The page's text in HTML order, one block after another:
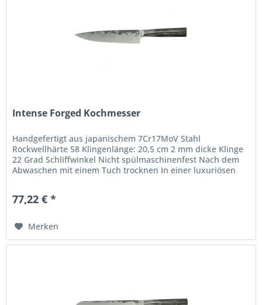
Intense Forged Kochmesser
Handgefertigt aus japanischem 7Cr17MoV Stahl
Rockwellhärte 58 Klingenlänge: 20,5 cm 2 mm dicke Klinge
22 Grad Schliffwinkel Nicht spülmaschinenfest Nach dem
Abwaschen mit einem Tuch trocknen In einer luxuriösen
77,22 € *
Merken